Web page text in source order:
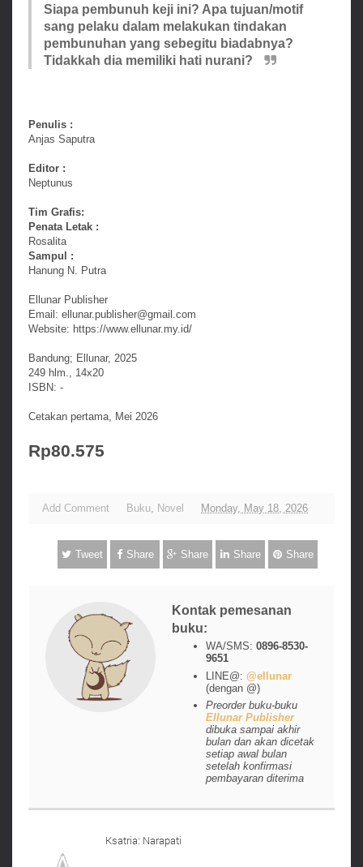
Siapa pembunuh keji ini? Apa tujuan/motif
sang pelaku dalam melakukan tindakan
pembunuhan yang sebegitu biadabnya?
Tidakkah dia memiliki hati nurani?
Penulis :
Anjas Saputra
Editor :
Neptunus
Tim Grafis:
Penata Letak :
Rosalita
Sampul :
Hanung N. Putra
Ellunar Publisher
Email: ellunar.publisher@gmail.com
Website: https://www.ellunar.my.id/
Bandung; Ellunar, 2025
249 hlm., 14x20
ISBN: -
Cetakan pertama, Mei 2026
Rp80.575
Add Comment Buku, Novel Monday, May 18, 2026
Tweet Share Share Share Share
Kontak pemesanan
buku:
WA/SMS:0896-8530-
9651
LINE@:@ellunar
(dengan @)
Preorder buku-buku
Ellunar Publisher
dibuka sampai akhir
bulan dan akan dicetak
setiap awal bulan
setelah konfirmasi
pembayaran diterima
Ksatria: Narapati